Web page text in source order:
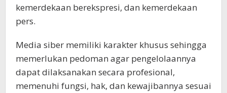
kemerdekaan berekspresi, dan kemerdekaan
pers.
Media siber memiliki karakter khusus sehingga
memerlukan pedoman agar pengelolaannya
dapat dilaksanakan secara profesional,
memenuhi fungsi, hak, dan kewajibannya sesuai